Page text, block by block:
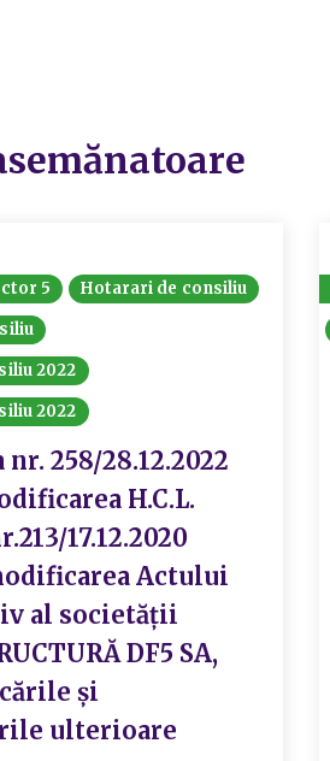
5
Hotarari de consiliu
2022
2022
258/28.12.2022
H.C.L.
17.12.2020
Actului
al societății
DF5 SA,
și
ulterioare